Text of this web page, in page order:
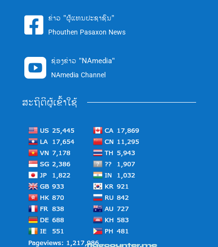
 ຂ່າວ "ຜູ້ແທນປະຊາຊົນ"
Phouthen Pasaxon News
 ຊ່ອງຂ່າວ "NAmedia"
NAmedia Channel
ສະຖິຕິຜູ້ເຂົ້າໃຊ້